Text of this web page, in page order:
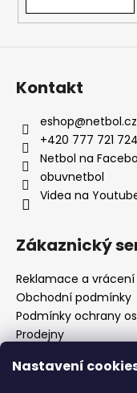
Nastavení
Kontakt
eshop@netbol.cz
+420 777 721 724
Netbol na
obuvnetbol
Videa na
Zákaznický
Reklamace a vrácení
Obchodní podmínky
Podmínky ochrany
Prodejny
Značky